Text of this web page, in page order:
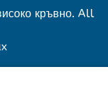
кръвно. All